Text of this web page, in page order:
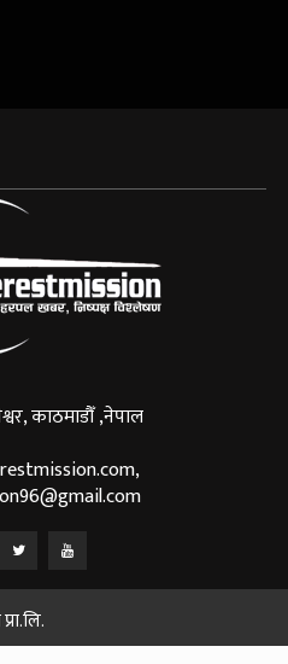
काठमाडौँ ,नेपाल
,